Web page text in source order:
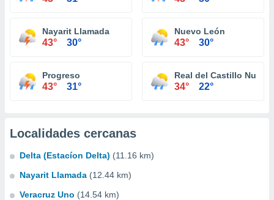
Nayarit Llamada
43° 30°
Nuevo León
43° 30°
Progreso
43° 31°
Real del Castillo
34° 22°
Localidades cercanas
Delta (Estacíon Delta) (11.16 km)
Nayarit Llamada (12.44 km)
Veracruz Uno (14.54 km)